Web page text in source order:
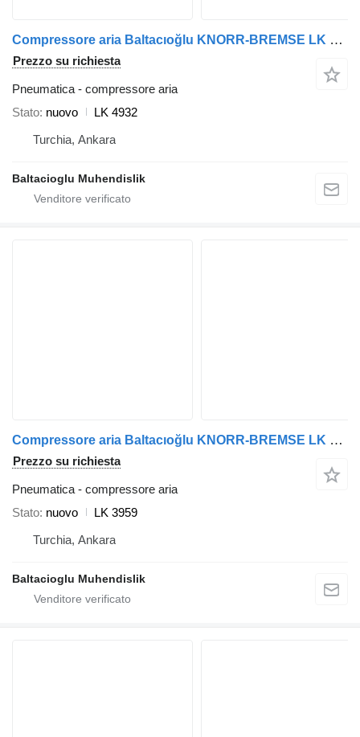
Compressore aria Baltacıoğlu KNORR-BREMSE LK 4932 per autobus
Prezzo su richiesta
Pneumatica - compressore aria
Stato nuovo
LK 4932
Turchia, Ankara
Baltacioglu Muhendislik
Compressore aria Baltacıoğlu KNORR-BREMSE LK 3959 per autobus
Prezzo su richiesta
Pneumatica - compressore aria
Stato nuovo
LK 3959
Turchia, Ankara
Baltacioglu Muhendislik